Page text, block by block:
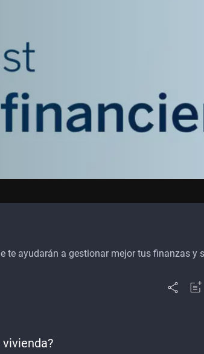
te ayudarán a gestionar mejor tus finanzas y